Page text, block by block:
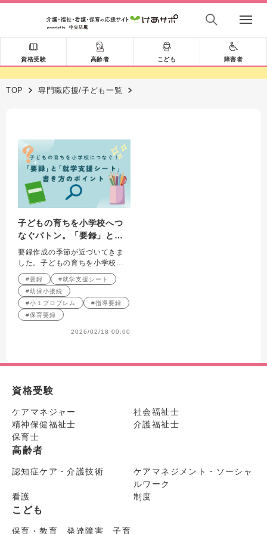
資格受験 高齢者 こども 障害者
TOP 専門職応援/子ども一覧
子どもの育ちを小学校へつ
なぐバトン。「要録」と
「就学支援シート」書き方
のポイント
要録作成の季節が近づいてきま
した。子どもの育ちを小学校へ
円滑につなぐための書き方のコ
ツを紹介します。
#要録
#就学支援シート
#幼保小接続
#小１プロブレム
#指導要録
#保育要録
2026/02/18 00:00
資格受験
ケアマネジャー
社会福祉士
精神保健福祉士
介護福祉士
保育士
高齢者
認知症ケア・介護技術
ケアマネジメント・ソーシャ
ルワーク
看護
制度
こども
保育・教育 発達障害 子育